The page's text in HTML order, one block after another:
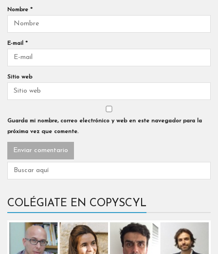
Nombre *
E-mail *
Sitio web
Guarda mi nombre, correo electrónico y web en este navegador para la
próxima vez que comente.
COLÉGIATE EN COPYSCYL